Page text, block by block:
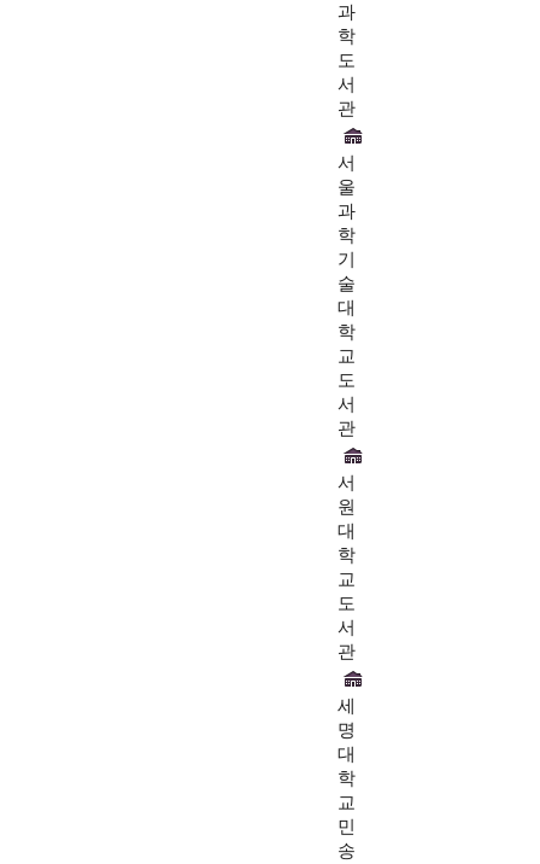
과
학
도
서
관
서
울
과
학
기
술
대
학
교
도
서
관
서
원
대
학
교
도
서
관
세
명
대
학
교
민
송